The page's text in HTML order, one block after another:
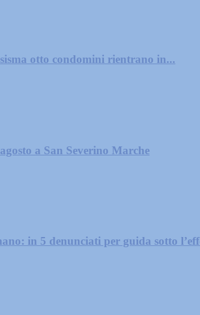
otto condomini rientrano in...
a San Severino Marche
in 5 denunciati per guida sotto